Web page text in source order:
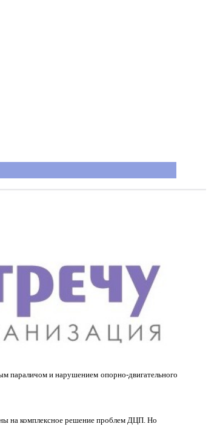
параличом и нарушением опорно-двигательного
на комплексное решение проблем ДЦП. Но